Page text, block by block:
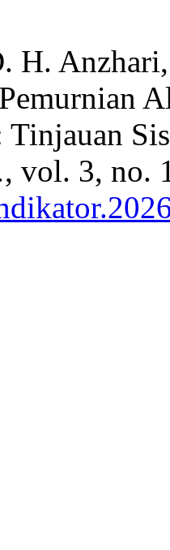
H.
Tinjauan
, vol. 3, no.